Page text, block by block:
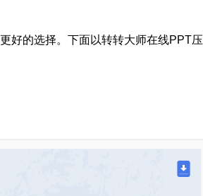
好的选择。下面以转转大师在线PPT压